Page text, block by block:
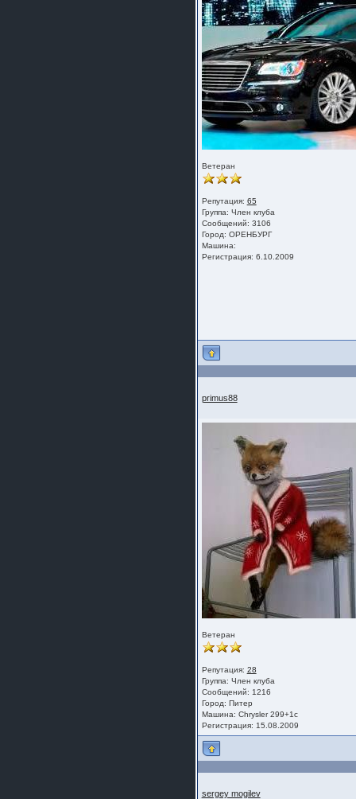
Ветеран
Репутация: 65
Группа: Член клуба
Сообщений: 3106
Город: ОРЕНБУРГ
Машина:
Регистрация: 6.10.2009
primus88
Ветеран
Репутация: 28
Группа: Член клуба
Сообщений: 1216
Город: Питер
Машина: Chrysler 299+1с
Регистрация: 15.08.2009
sergey mogilev